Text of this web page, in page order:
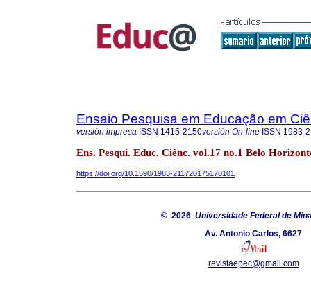
Ensaio Pesquisa em Educação em
versión impresa ISSN 1415-2150versión On-line ISSN 1983-
Ens. Pesqui. Educ. Ciênc. vol.17 no.1 Belo
https://doi.org/10.1590/1983-211720175170101
© 2026 Universidade Federal de
Av. Antonio Carlos, 6627
revistaepec@gmail.com